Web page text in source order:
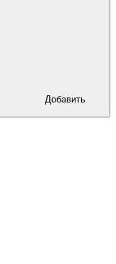
Добавить